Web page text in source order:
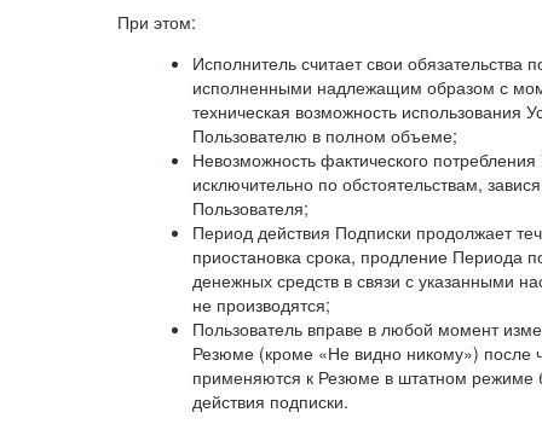
При этом:
Исполнитель считает свои обязательства
исполненными надлежащим образом с
техническая возможность использования
Пользователю в полном объеме;
Невозможность фактического потребления
исключительно по обстоятельствам,
Пользователя;
Период действия Подписки продолжает
приостановка срока, продление Периода
денежных средств в связи с указанными
не производятся;
Пользователь вправе в любой момент
Резюме (кроме «Не видно никому») после
применяются к Резюме в штатном режиме
действия подписки.